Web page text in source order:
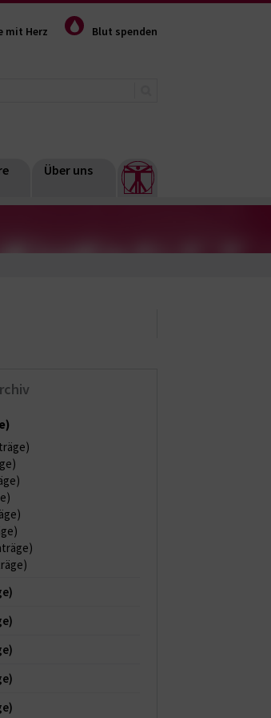
mit Herz Blut spenden
Über uns